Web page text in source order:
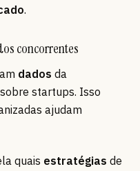
.
concorrentes
dados da
startups. Isso
ajudam
quais estratégias de